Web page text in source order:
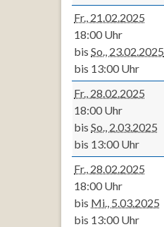
Fr., 21.02.2025
18:00 Uhr
bis So., 23.02.2025
bis 13:00 Uhr
Fr., 28.02.2025
18:00 Uhr
bis So., 2.03.2025
bis 13:00 Uhr
Fr., 28.02.2025
18:00 Uhr
bis Mi., 5.03.2025
bis 13:00 Uhr